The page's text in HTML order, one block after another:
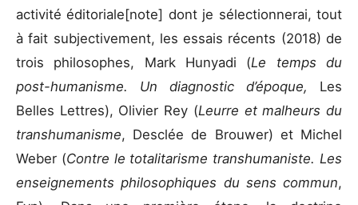
activité éditoriale[note] dont je sélectionnerai, tout
à fait subjectivement, les essais récents (2018) de
trois philosophes, Mark Hunyadi (Le temps du
post-humanisme. Un diagnostic d’époque, Les
Belles Lettres), Olivier Rey (Leurre et malheurs du
transhumanisme, Desclée de Brouwer) et Michel
Weber (Contre le totalitarisme transhumaniste. Les
enseignements philosophiques du sens commun,